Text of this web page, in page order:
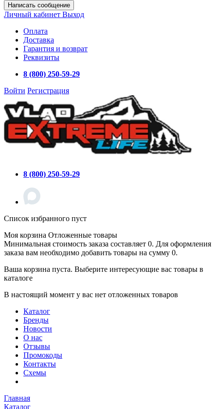
Написать сообщение
Личный кабинет Выход
Оплата
Доставка
Гарантия и возврат
Реквизиты
8 (800) 250-59-29
Войти Регистрация
8 (800) 250-59-29
Список избранного пуст
Моя корзина Отложенные товары
Минимальная стоимость заказа составляет 0. Для оформления
заказа вам необходимо добавить товары на сумму 0.
Ваша корзина пуста. Выберите интересующие вас товары в
каталоге
В настоящий момент у вас нет отложенных товаров
Каталог
Бренды
Новости
О нас
Отзывы
Промокоды
Контакты
Схемы
Главная
Каталог